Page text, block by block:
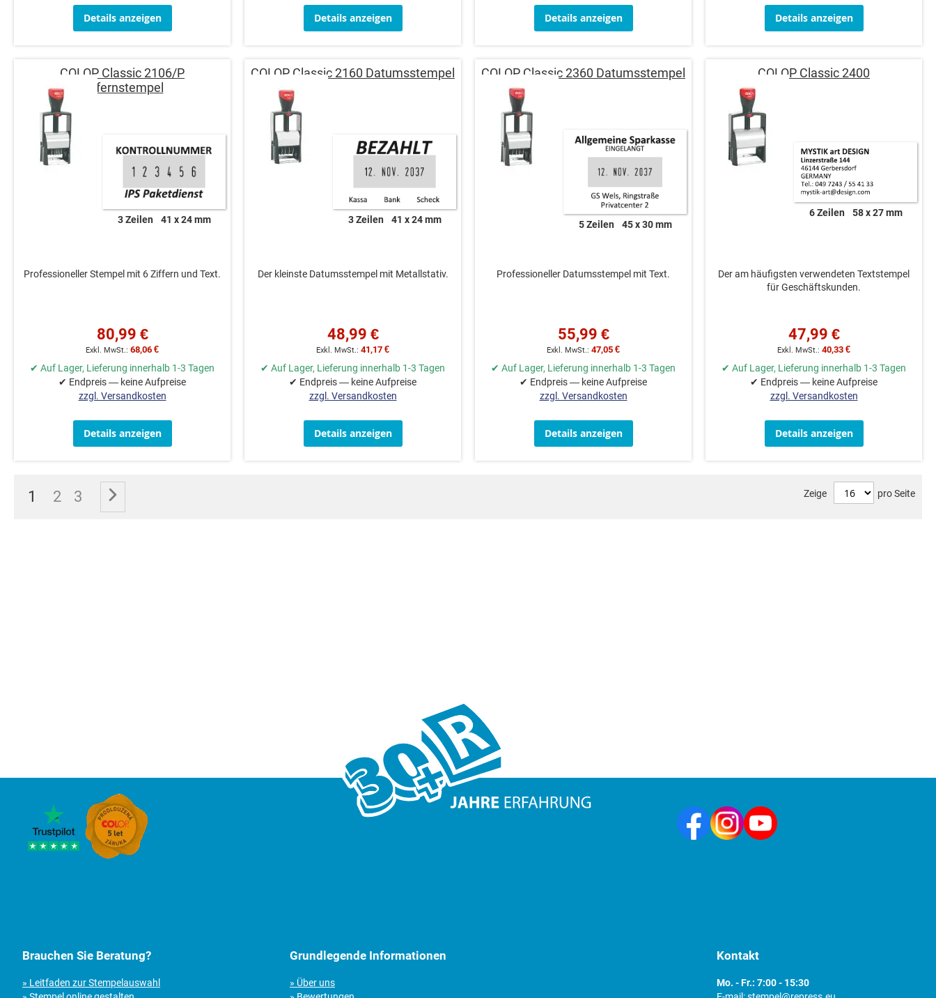
Details anzeigen Details anzeigen Details anzeigen Details anzeigen
COLOP Classic 2106/P
Ziffernstempel
3 Zeilen 41 x 24 mm
Professioneller Stempel mit 6 Ziffern und Text.
80,99 €
68,06 €
✔ Auf Lager, Lieferung innerhalb 1-3 Tagen
✔ Endpreis — keine Aufpreise
zzgl. Versandkosten
Details anzeigen
COLOP Classic 2160 Datumsstempel
3 Zeilen 41 x 24 mm
Der kleinste Datumsstempel mit Metallstativ.
48,99 €
41,17 €
✔ Auf Lager, Lieferung innerhalb 1-3 Tagen
✔ Endpreis — keine Aufpreise
zzgl. Versandkosten
Details anzeigen
COLOP Classic 2360 Datumsstempel
5 Zeilen 45 x 30 mm
Professioneller Datumsstempel mit Text.
55,99 €
47,05 €
✔ Auf Lager, Lieferung innerhalb 1-3 Tagen
✔ Endpreis — keine Aufpreise
zzgl. Versandkosten
Details anzeigen
COLOP Classic 2400
6 Zeilen 58 x 27 mm
Der am häufigsten verwendeten Textstempel
für Geschäftskunden.
47,99 €
40,33 €
✔ Auf Lager, Lieferung innerhalb 1-3 Tagen
✔ Endpreis — keine Aufpreise
zzgl. Versandkosten
Details anzeigen
Sie lesen gerade die Seite
1 Seite
2 Seite
3 Zeige pro Seite
Brauchen Sie Beratung?
» Leitfaden zur Stempelauswahl
Grundlegende Informationen
» Über uns
Kontakt
Mo. - Fr.: 7:00 - 15:30